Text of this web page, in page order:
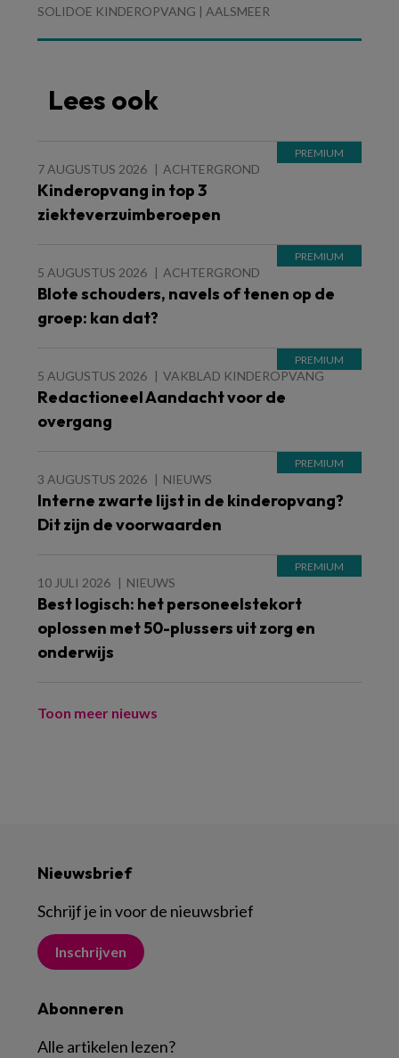
SOLIDOE KINDEROPVANG | AALSMEER
Lees ook
7 AUGUSTUS 2026 ACHTERGROND
Kinderopvang in top 3
ziekteverzuimberoepen
5 AUGUSTUS 2026 ACHTERGROND
Blote schouders, navels of tenen op de
groep: kan dat?
5 AUGUSTUS 2026 VAKBLAD KINDEROPVANG
Redactioneel Aandacht voor de
overgang
3 AUGUSTUS 2026 NIEUWS
Interne zwarte lijst in de kinderopvang?
Dit zijn de voorwaarden
10 JULI 2026 NIEUWS
Best logisch: het personeelstekort
oplossen met 50-plussers uit zorg en
onderwijs
Toon meer nieuws
Nieuwsbrief
Schrijf je in voor de nieuwsbrief
Inschrijven
Abonneren
Alle artikelen lezen?